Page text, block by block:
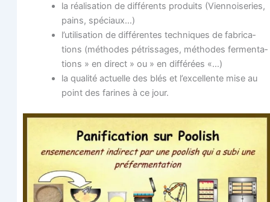
la réa­li­sa­tion de dif­fé­rents pro­duits (Vien­noi­se­ries,
pains, spéciaux…)
l’utilisation de dif­fé­rentes tech­niques de fabri­ca­
tions (méthodes pétris­sages, méthodes fer­men­ta­
tions » en direct » ou » en différées «…)
la qua­li­té actuelle des blés et l’ex­cel­lente mise au
point des farines à ce jour.